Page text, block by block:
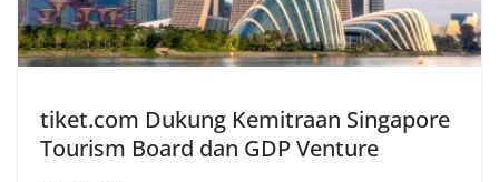
tiket.com Dukung Kemitraan Singapore
Tourism Board dan GDP Venture